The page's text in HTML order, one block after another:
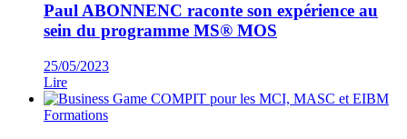
Paul ABONNENC raconte son expérience au
sein du programme MS® MOS
25/05/2023
Lire
Formations